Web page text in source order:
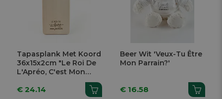
Tapasplank Met Koord
36x15x2cm "Le Roi De
L'Apréo, C'est Mon
€ 24.14
Beer Wit 'Veux-Tu Être
Mon Parrain?'
€ 16.58